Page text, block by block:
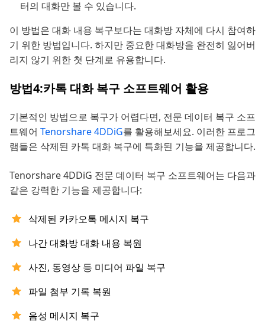
터의 대화만 볼 수 있습니다.
이 방법은 대화 내용 복구보다는 대화방 자체에 다시 참여하
기 위한 방법입니다. 하지만 중요한 대화방을 완전히 잃어버
리지 않기 위한 첫 단계로 유용합니다.
방법4:카톡 대화 복구 소프트웨어 활용
기본적인 방법으로 복구가 어렵다면, 전문 데이터 복구 소프
트웨어 Tenorshare 4DDiG를 활용해보세요. 이러한 프로그
램들은 삭제된 카톡 대화 복구에 특화된 기능을 제공합니다.
Tenorshare 4DDiG 전문 데이터 복구 소프트웨어는 다음과
같은 강력한 기능을 제공합니다:
삭제된 카카오톡 메시지 복구
나간 대화방 대화 내용 복원
사진, 동영상 등 미디어 파일 복구
파일 첨부 기록 복원
음성 메시지 복구